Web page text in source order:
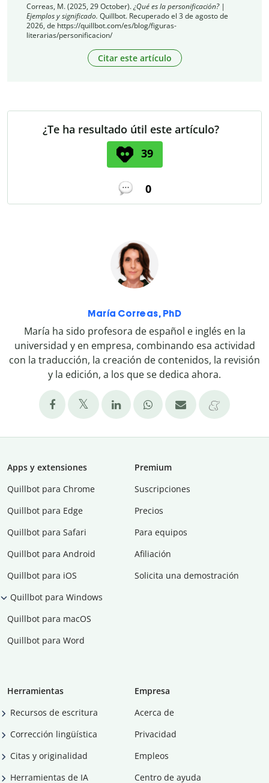
Correas, M. (2025, 29 October).¿Qué es la personificación? |
Ejemplos y significado. Quillbot. Recuperado el 3 de agosto de
2026, de https://quillbot.com/es/blog/figuras-
literarias/personificacion/
Citar este artículo
¿Te ha resultado útil este artículo?
39
0
María Correas, PhD
María ha sido profesora de español e inglés en la
universidad y en empresa, combinando esa actividad
con la traducción, la creación de contenidos, la revisión
y la edición, a los que se dedica ahora.
Apps y extensiones
Quillbot para Chrome
Quillbot para Edge
Quillbot para Safari
Quillbot para Android
Quillbot para iOS
Quillbot para Windows
Quillbot para macOS
Quillbot para Word
Premium
Suscripciones
Precios
Para equipos
Afiliación
Solicita una demostración
Herramientas
Recursos de escritura
Corrección lingüística
Citas y originalidad
Herramientas de IA
Empresa
Acerca de
Privacidad
Empleos
Centro de ayuda